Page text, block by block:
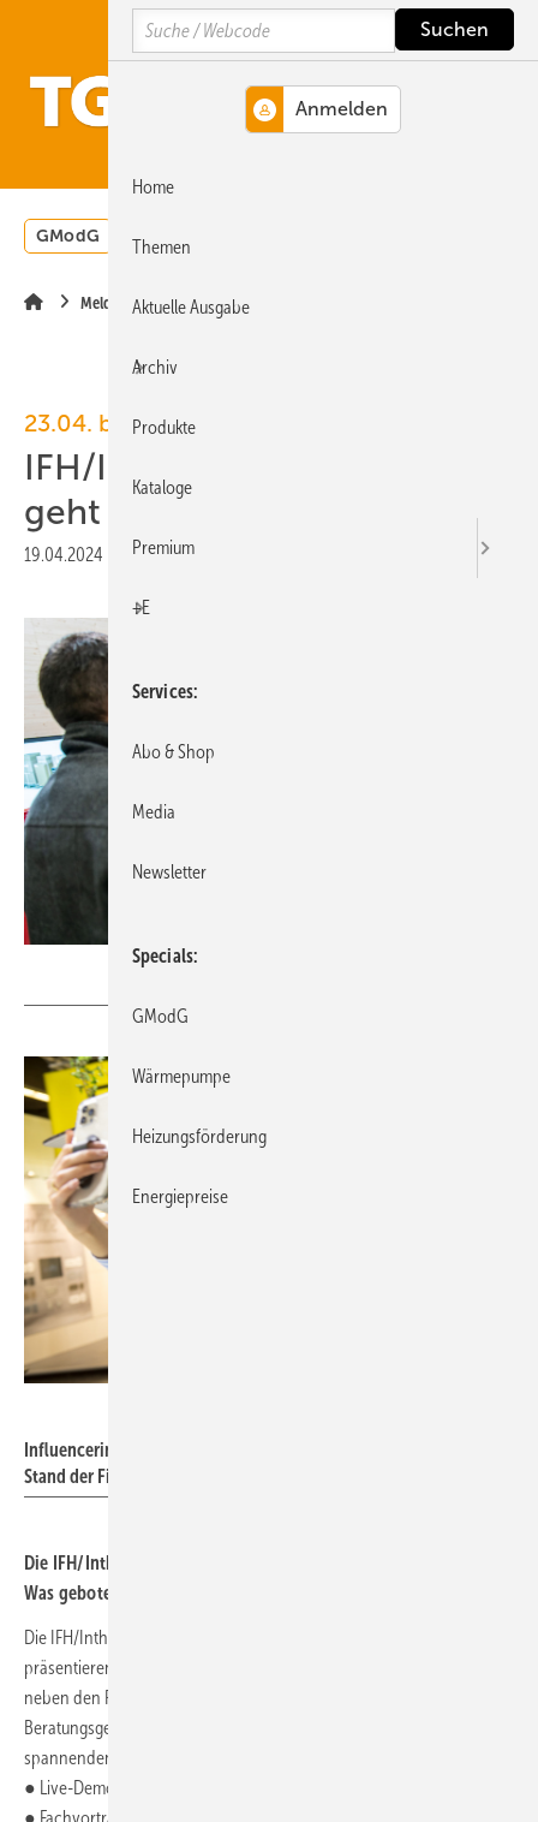
Hauptinhalt
Hauptmenü
SiteSearch
GModG Wärmepumpe
Meldungen
23.04. bis 26.04.2024, Nürnberg
IFH/Intherm: am Dienstag
geht es los!
19.04.2024 Druckvorschau
Influencerin Sandra Hunke bei der IFH/Intherm 2022 in Action am
Stand der Firma Hansa.
Die IFH/Intherm in Nürnberg öffnet am Dienstag ihre 7 Hallen.
Was geboten wird.
Die IFH/Intherm ist vorbereitet:
präsentieren ihre Neuheiten auf über 55 500 m
neben den Produktpräsentationen und individuellen
Beratungsgesprächen einiges einfallen lassen, damit die Messe zum
spannenden Erlebnis wird:
● Live-Demonstrationen,
Search
Home
Themen
Aktuelle Ausgabe
Archiv
Produkte
Kataloge
Premium
+E
Services
Abo & Shop
Media
Newsletter
Specials
GModG
Wärmepumpe
Heizungsförderung
Energiepreise